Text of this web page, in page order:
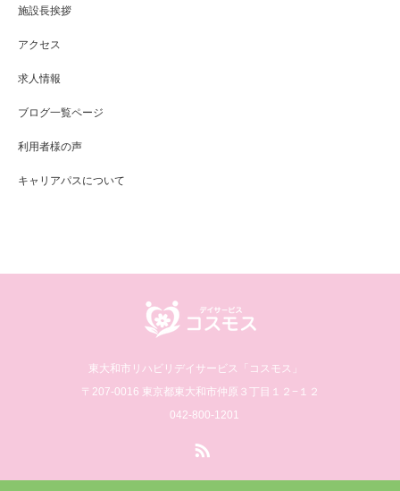
施設長挨拶
アクセス
求人情報
ブログ一覧ページ
利用者様の声
キャリアパスについて
東大和市リハビリデイサービス「コスモス」
〒207-0016 東京都東大和市仲原３丁目１２−１２
042-800-1201